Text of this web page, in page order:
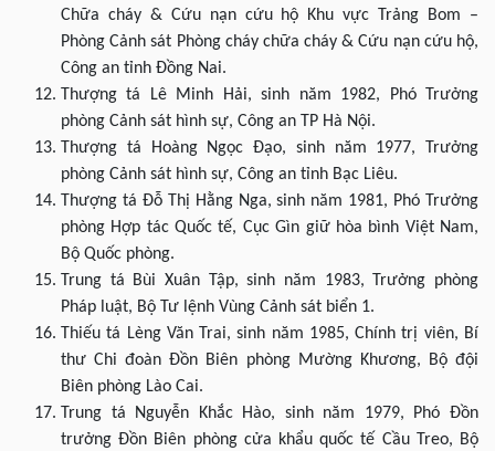
Chữa cháy & Cứu nạn cứu hộ Khu vực Trảng Bom –
Phòng Cảnh sát Phòng cháy chữa cháy & Cứu nạn cứu hộ,
Công an tỉnh Đồng Nai.
Thượng tá Lê Minh Hải, sinh năm 1982, Phó Trưởng
phòng Cảnh sát hình sự, Công an TP Hà Nội.
Thượng tá Hoàng Ngọc Đạo, sinh năm 1977, Trưởng
phòng Cảnh sát hình sự, Công an tỉnh Bạc Liêu.
Thượng tá Đỗ Thị Hằng Nga, sinh năm 1981, Phó Trưởng
phòng Hợp tác Quốc tế, Cục Gìn giữ hòa bình Việt Nam,
Bộ Quốc phòng.
Trung tá Bùi Xuân Tập, sinh năm 1983, Trưởng phòng
Pháp luật, Bộ Tư lệnh Vùng Cảnh sát biển 1.
Thiếu tá Lèng Văn Trai, sinh năm 1985, Chính trị viên, Bí
thư Chi đoàn Đồn Biên phòng Mường Khương, Bộ đội
Biên phòng Lào Cai.
Trung tá Nguyễn Khắc Hào, sinh năm 1979, Phó Đồn
trưởng Đồn Biên phòng cửa khẩu quốc tế Cầu Treo, Bộ